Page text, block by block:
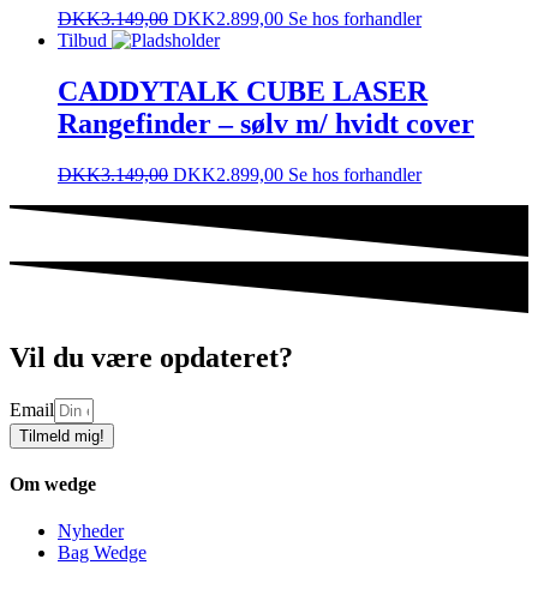
DKK3.149,00 DKK2.899,00 Se hos forhandler
Tilbud
CADDYTALK CUBE LASER
Rangefinder – sølv m/ hvidt cover
DKK3.149,00 DKK2.899,00 Se hos forhandler
Vil du være opdateret?
Email
Tilmeld mig!
Om wedge
Nyheder
Bag Wedge